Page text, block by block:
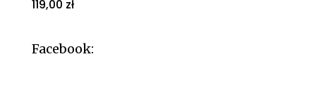
119,00 zł
Facebook: